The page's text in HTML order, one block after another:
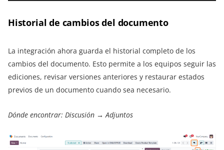
Historial de cambios del documento
La integración ahora guarda el historial completo de los
cambios del documento. Esto permite a los equipos seguir las
ediciones, revisar versiones anteriores y restaurar estados
previos de un documento cuando sea necesario.
Dónde encontrar: Discusión → Adjuntos